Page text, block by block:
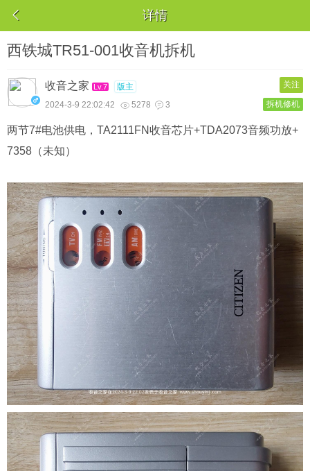
 详情
西铁城TR51-001收音机拆机
收音之家 Lv.7 版主 关注
2024-3-9 22:02:42  5278  3 拆机修机
两节7#电池供电，TA2111FN收音芯片+TDA2073音频功放+
7358（未知）